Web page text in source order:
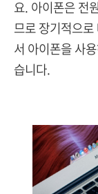
요. 아이폰은 전
므로 장기적으
서 아이폰을 사
습니다.